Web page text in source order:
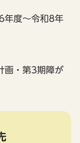
年度～令和8年
画・第3期障が